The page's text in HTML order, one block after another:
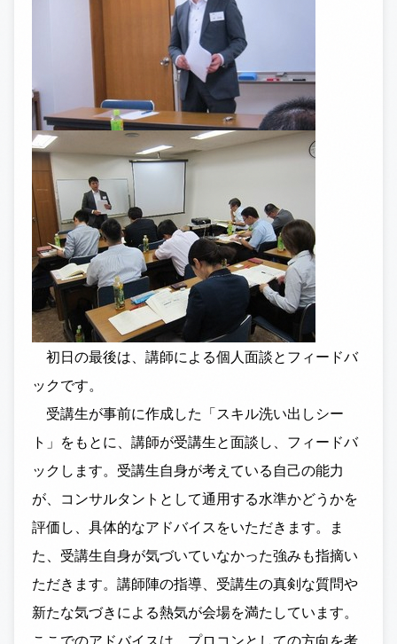
初日の最後は、講師による個人面談とフィードバ
ックです。
受講生が事前に作成した「スキル洗い出しシー
ト」をもとに、講師が受講生と面談し、フィードバ
ックします。受講生自身が考えている自己の能力
が、コンサルタントとして通用する水準かどうかを
評価し、具体的なアドバイスをいただきます。ま
た、受講生自身が気づいていなかった強みも指摘い
ただきます。講師陣の指導、受講生の真剣な質問や
新たな気づきによる熱気が会場を満たしています。